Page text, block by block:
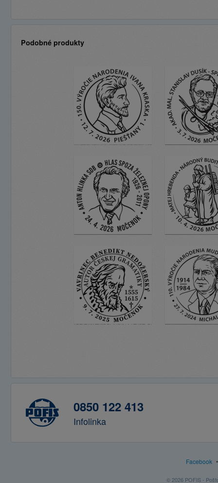
Podobné produkty
0850 122 413
Infolinka
Facebook
© 2026 POFIS -